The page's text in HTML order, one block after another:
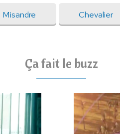
Misandre Chevalier
Ça fait le buzz